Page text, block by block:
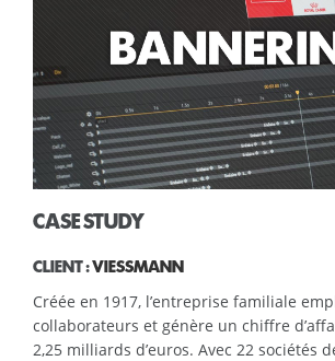
CASE STUDY
CLIENT :VIESSMANN
Créée en 1917, l’entreprise familiale
collaborateurs et génère un chiffre
2,25 milliards d’euros. Avec 22 sociétés